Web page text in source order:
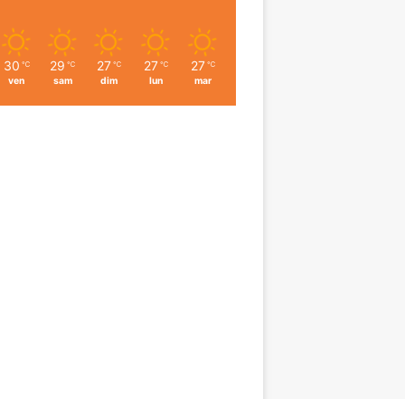
30 ℃
ven
29 ℃
sam
27 ℃
dim
27 ℃
lun
27 ℃
mar